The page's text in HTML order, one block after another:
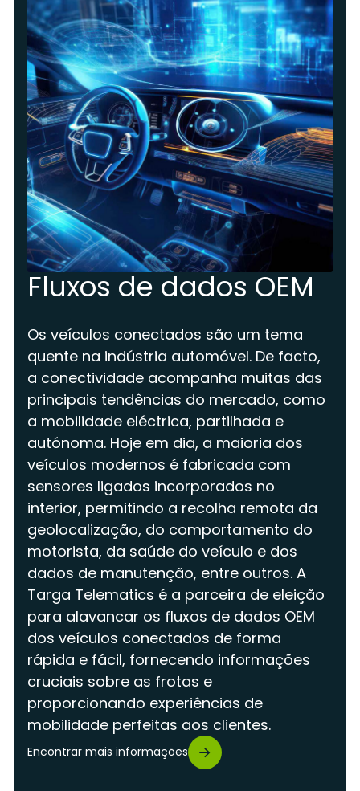
Fluxos de dados OEM
Os veículos conectados são um tema
quente na indústria automóvel. De facto,
a conectividade acompanha muitas das
principais tendências do mercado, como
a mobilidade eléctrica, partilhada e
autónoma. Hoje em dia, a maioria dos
veículos modernos é fabricada com
sensores ligados incorporados no
interior, permitindo a recolha remota da
geolocalização, do comportamento do
motorista, da saúde do veículo e dos
dados de manutenção, entre outros. A
Targa Telematics é a parceira de eleição
para alavancar os fluxos de dados OEM
dos veículos conectados de forma
rápida e fácil, fornecendo informações
cruciais sobre as frotas e
proporcionando experiências de
mobilidade perfeitas aos clientes.
Encontrar mais informações